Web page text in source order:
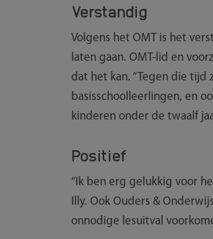
Verstandig
Volgens het OMT is het
laten gaan. OMT-lid en
dat het kan. “Tegen die tijd
basisschoolleerlingen, en
kinderen onder de twaalf
Positief
“Ik ben erg gelukkig voor
Illy. Ook Ouders &
onnodige lesuitval